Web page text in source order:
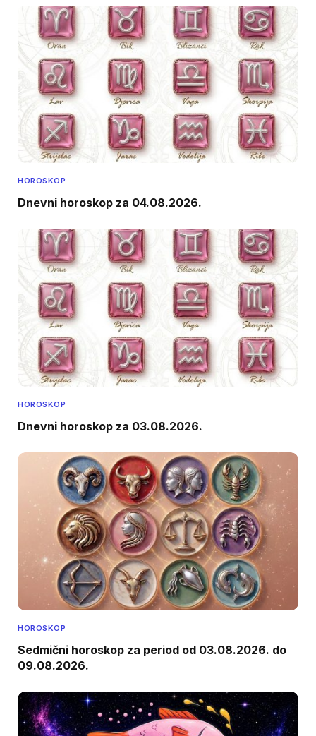
HOROSKOP
Dnevni horoskop za 04.08.2026.
HOROSKOP
Dnevni horoskop za 03.08.2026.
HOROSKOP
Sedmični horoskop za period od 03.08.2026. do
09.08.2026.